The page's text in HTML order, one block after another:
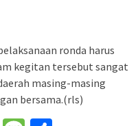
ronda harus
kegitan tersebut sangat
masing-masing
bersama.(rls)